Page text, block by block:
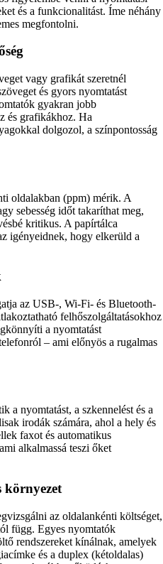
és a funkcionalitást. Íme néhány
megfontolni.
vagy grafikát szeretnél
és gyors nyomtatást
gyakran jobb
és grafikákhoz. Ha
dolgozol, a színpontosság
oldalakban (ppm) mérik. A
sebesség időt takaríthat meg,
kritikus. A papírtálca
igényeidnek, hogy elkerüld a
az USB-, Wi-Fi- és Bluetooth-
felhőszolgáltatásokhoz
a nyomtatást
– ami előnyös a rugalmas
a nyomtatást, a szkennelést és a
irodák számára, ahol a hely és
faxot és automatikus
alkalmassá teszi őket
környezet
az oldalankénti költséget,
függ. Egyes nyomtatók
rendszereket kínálnak, amelyek
és a duplex (kétoldalas)